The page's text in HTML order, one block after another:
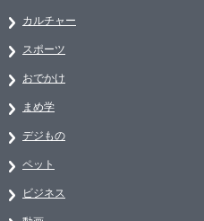
カルチャー
スポーツ
おでかけ
まめ学
デジもの
ペット
ビジネス